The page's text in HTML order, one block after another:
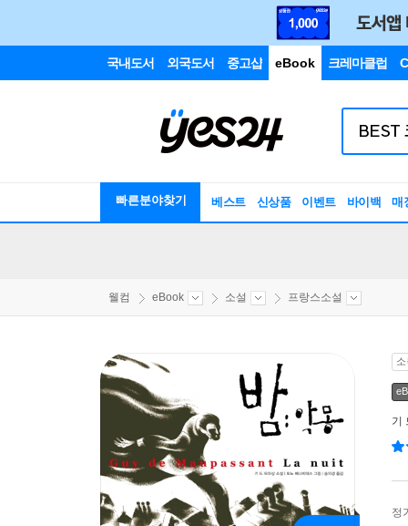
국내도서 외국도서 중고샵 eBook 크레마클럽
빠른분야찾기 베스트 신상품 이벤트 바이백 매
웰컴 eBook 소설 프랑스소설
기
정